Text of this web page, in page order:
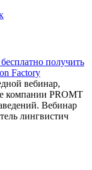
получить
Factory
вебинар,
компании PROMT
Вебинар
лингвистич